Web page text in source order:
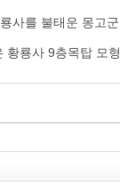
사를 불태운 몽고
황룡사 9층목탑 모